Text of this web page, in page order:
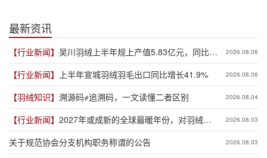
最新资讯
【行业新闻】 吴川羽绒上半年规上产值5.83亿元，同比增
长19.3%
2026.08.06
【行业新闻】 上半年宣城羽绒羽毛出口同比增长41.9% 2026.08.06
【羽绒知识】 溯源码≠追溯码，一文读懂二者区别 2026.08.04
【行业新闻】 2027年或成新的全球最暖年份，对羽绒产
业有何影响？
2026.08.03
关于规范协会分支机构职务称谓的公告 2026.08.03